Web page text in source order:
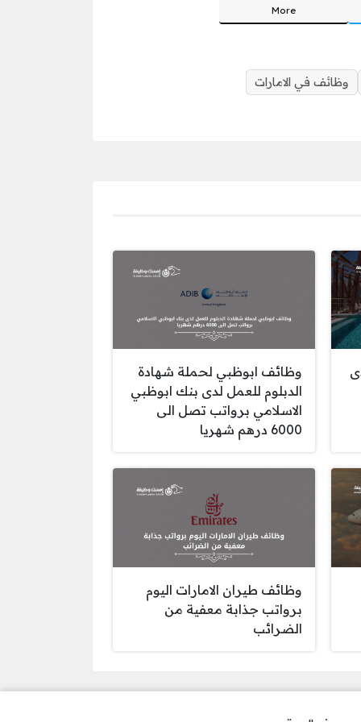
More
وظائف في الامارات
وظائف ابوظبي لحملة شهادة
الدبلوم للعمل لدى بنك ابوظبي
الاسلامي برواتب تصل الى
6000 درهم شهريا
وظائف طيران الامارات اليوم
برواتب جذابة معفية من
الضرائب